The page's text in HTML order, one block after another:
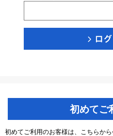
初めてご
初めてご利用のお客様は、こちらから